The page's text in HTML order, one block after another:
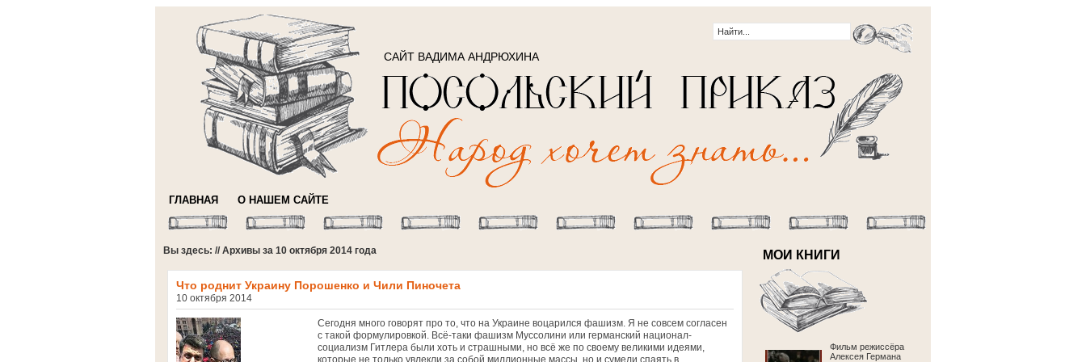
САЙТ ВАДИМА АНДРЮХИНА
ГЛАВНАЯ О НАШЕМ САЙТЕ
Вы здесь: // Архивы за 10 октября 2014 года
Что роднит Украину Порошенко и Чили Пиночета
10 октября 2014
Сегодня много говорят про то, что на Украине воцарился фашизм. Я не совсем согласен
с такой формулировкой. Всё-таки фашизм Муссолини или германский национал-
социализм Гитлера были хоть и страшными, но всё же по своему великими идеями,
которые не только увлекли за собой миллионные массы, но и сумели спаять в
МОИ КНИГИ
Фильм режиссёра
Алексея Германа